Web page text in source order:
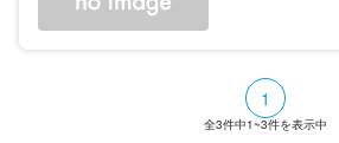
1
全3件中1~3件を表示中